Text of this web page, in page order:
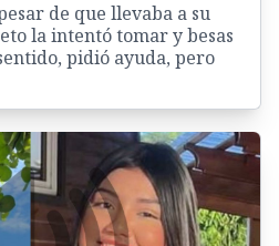
de que llevaba a su
la intentó tomar y besas
pidió ayuda, pero